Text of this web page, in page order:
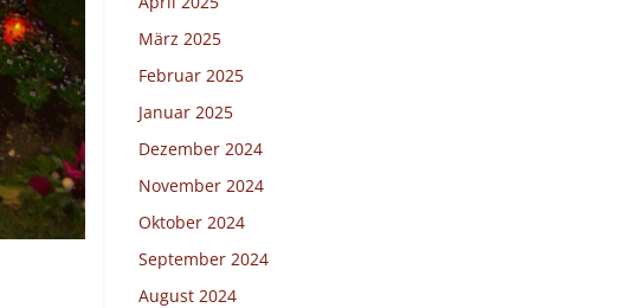
März 2025
Februar 2025
Januar 2025
Dezember 2024
November 2024
Oktober 2024
September 2024
August 2024